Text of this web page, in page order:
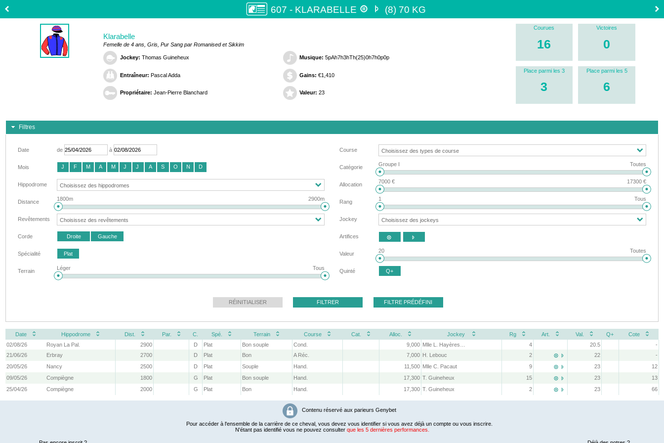
607 - KLARABELLE   (8) 70 KG
Klarabelle
Femelle de 4 ans, Gris, Pur Sang par Romanised et Sikkim
Jockey: Thomas Guineheux
Entraîneur: Pascal Adda
Propriétaire: Jean-Pierre Blanchard
Musique: 5pAh7h3hTh(25)0h7h0p0p
Gains: €1,410
Valeur: 23
Courues
16
Victoires
0
Place parmi les 3
3
Place parmi les 5
6
Filtres
Date de à
Mois J F M A M J J A S O N D
Hippodrome
Distance 1800m 2900m
Revêtements
Corde Droite Gauche
Spécialité Plat
Terrain Léger Tous
Course
Catégorie Groupe I Toutes
Allocation 7000 € 17300 €
Rang 1 Tous
Jockey
Artifices  
Valeur 20 Toutes
Quinté Q+
RÉINITIALISER FILTRER FILTRE PRÉDÉFINI
Date Hippodrome Dist. Par. C. Spé. Terrain Course Cat. Alloc. Jockey Rg Art. Val. Q+
Cote
02/08/26
Royan La Pal. 2900 D Plat Bon souple Cond. 9,000 4 20.5
-
21/06/26
Erbray 2700 D Plat Bon A Réc. 7,000 H. Lebouc 2 
 22
-
20/05/26
Nancy 2500 D Plat Souple Hand. 11,500 Mlle C. Pacaut 9 
 23
12
09/05/26
Compiègne 1800 G Plat Bon souple Hand. 17,300 T. Guineheux 15 
 23
13
25/04/26
Compiègne 2000 G Plat Bon Hand. 17,300 T. Guineheux 2 
 23 66
Contenu réservé aux parieurs Genybet
Pour accéder à l'ensemble de la carrière de ce cheval, vous devez vous identifier si vous avez déjà un compte ou vous inscrire.
N'étant pas identifié vous ne pouvez consulter que les 5 dernières performances.